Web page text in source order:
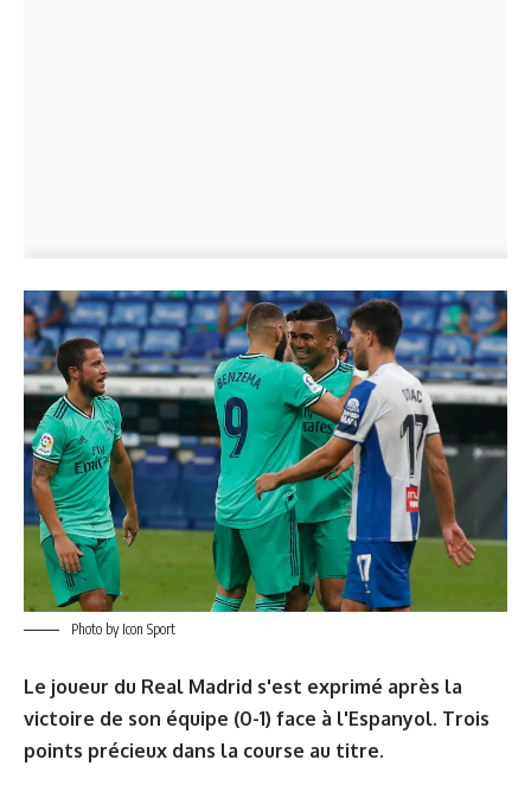
Photo by Icon Sport
Le joueur du Real Madrid s'est exprimé après la
victoire de son équipe (0-1) face à l'Espanyol. Trois
points précieux dans la course au titre.